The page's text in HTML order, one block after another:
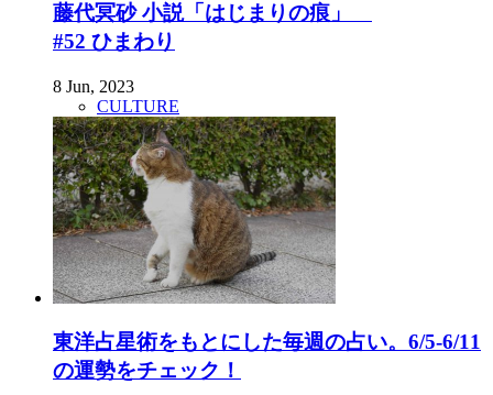
藤代冥砂 小説「はじまりの痕」
#52 ひまわり
8 Jun, 2023
CULTURE
東洋占星術をもとにした毎週の占い。6/5-6/11
の運勢をチェック！